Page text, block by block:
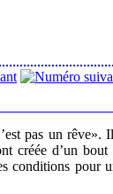
pas un rêve».
créée d’un bout
conditions pour